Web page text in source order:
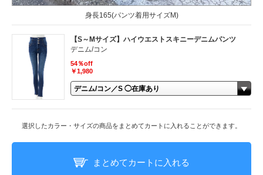
身長165(パンツ着用サイズM)
【S～Mサイズ】ハイウエストスキニーデニムパンツ
デニム/コン
54％off
￥1,980
選択したカラー・サイズの商品をまとめてカートに入れることができます。
まとめてカートに入れる